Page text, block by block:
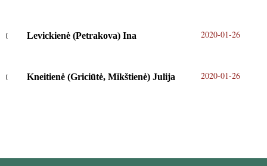
Levickienė (Petrakova) Ina 2020-01-26
Kneitienė (Griciūtė, Mikštienė) Julija 2020-01-26